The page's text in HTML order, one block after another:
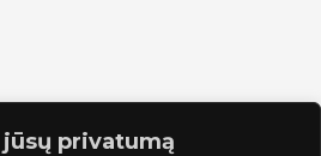
privatumą